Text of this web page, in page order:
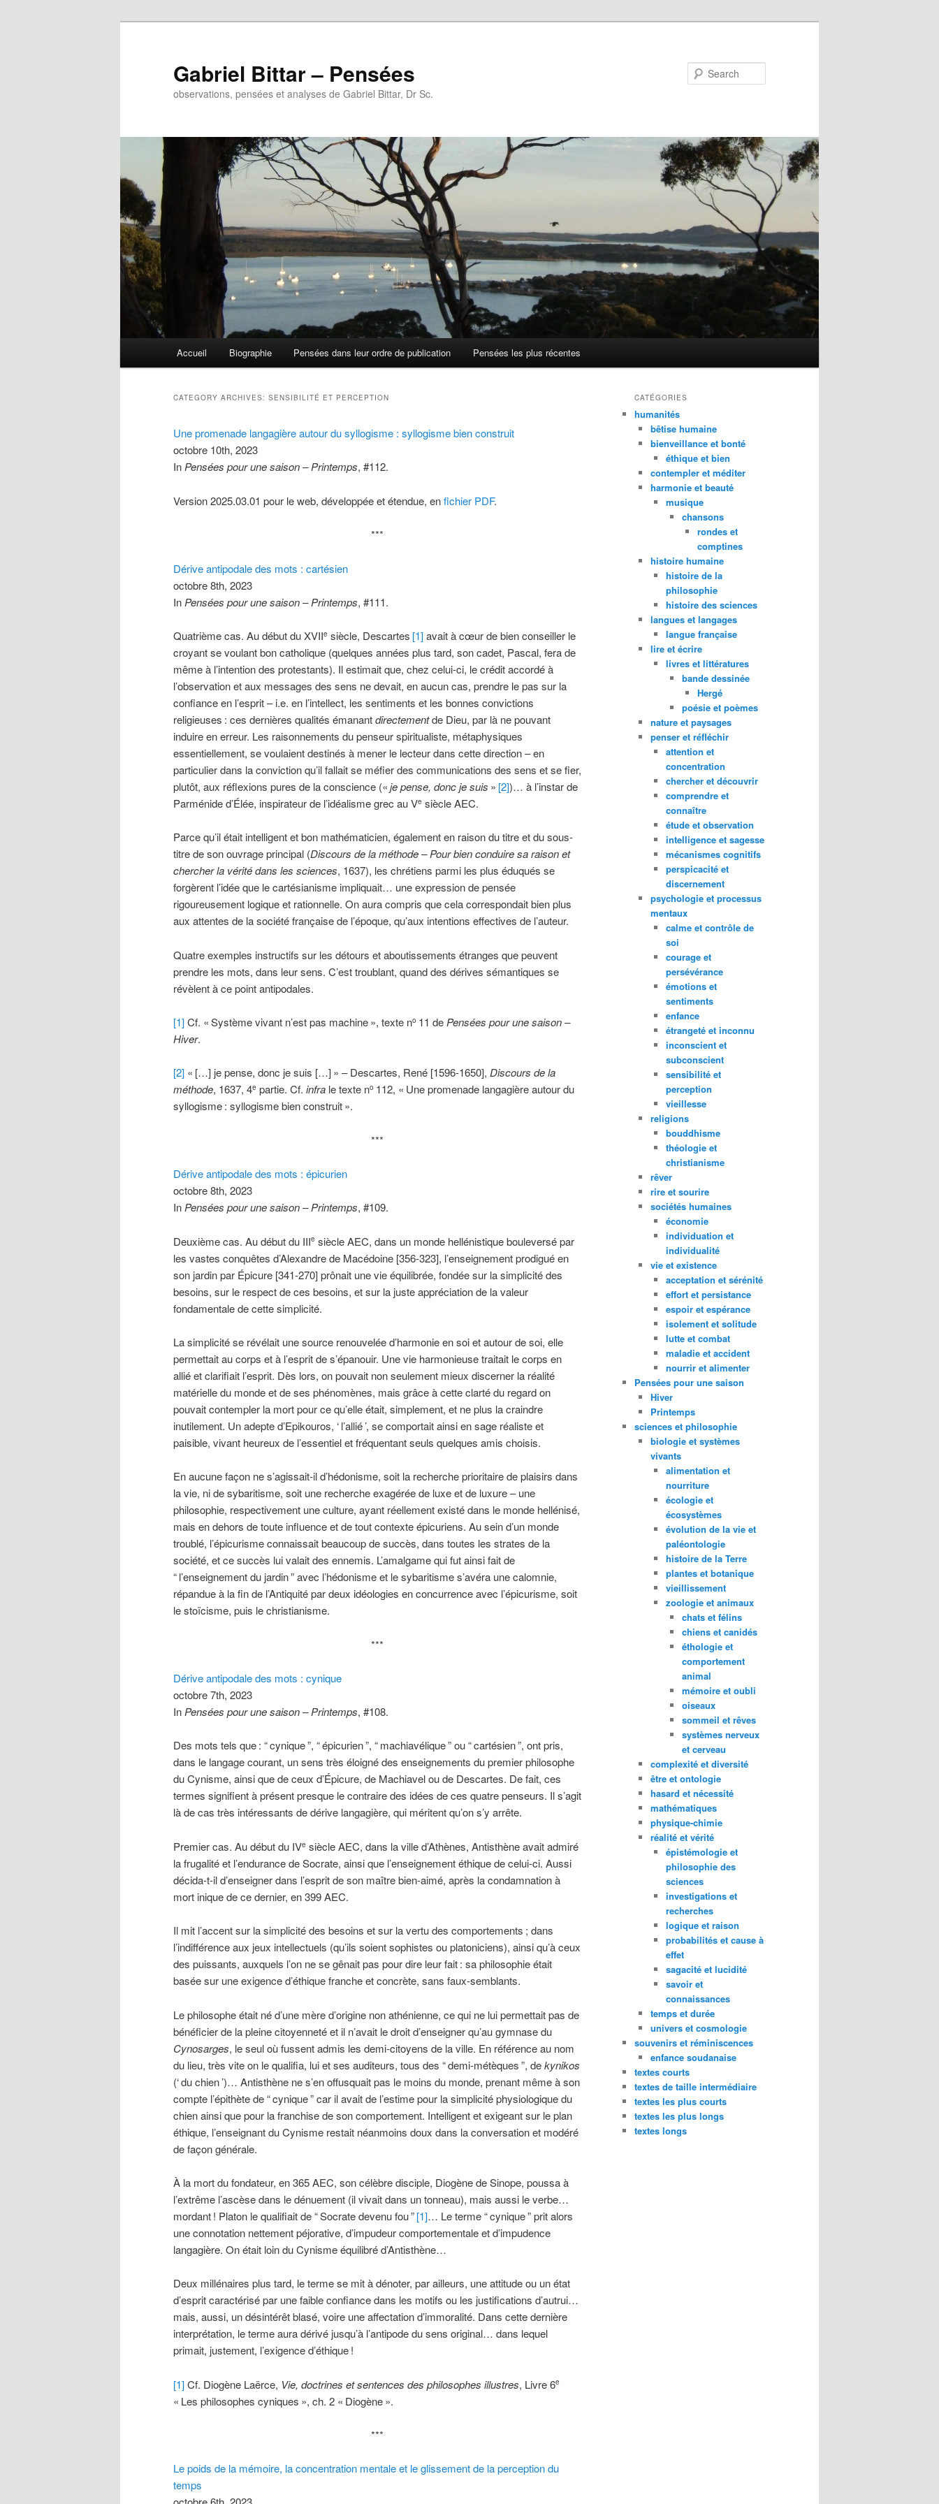
Gabriel Bittar – Pensées
observations, pensées et analyses de Gabriel Bittar, Dr Sc.
Skip to primary content
Skip to secondary content
Accueil Biographie Pensées dans leur ordre de publication Pensées les plus récentes
CATEGORY ARCHIVES: SENSIBILITÉ ET PERCEPTION
Une promenade langagière autour du syllogisme : syllogisme bien construit
octobre 10th, 2023
InPensées pour une saison – Printemps, #112.
Version 2025.03.01 pour le web, développée et étendue, enfichier PDF.
***
Dérive antipodale des mots : cartésien
octobre 8th, 2023
In Pensées pour une saison – Printemps, #111.
Quatrième cas. Au début du XVIIe siècle, Descartes [1]avait à cœur de bien conseiller le
croyant se voulant bon catholique (quelques années plus tard, son cadet, Pascal, fera de
même à l’intention des protestants). Il estimait que, chez celui-ci, le crédit accordé à
l’observation et aux messages des sens ne devait, en aucun cas, prendre le pas sur la
confiance en l’esprit – i.e. en l’intellect, les sentiments et les bonnes convictions
religieuses : ces dernières qualités émanantdirectementde Dieu, par là ne pouvant
induire en erreur. Les raisonnements du penseur spiritualiste, métaphysiques
essentiellement, se voulaient destinés à mener le lecteur dans cette direction – en
particulier dans la conviction qu’il fallait se méfier des communications des sens et se fier,
plutôt, aux réflexions pures de la conscience («je pense, donc je suis » [2])… à l’instar de
Parménide d’Élée, inspirateur de l’idéalisme grec au Ve siècle AEC.
Parce qu’il était intelligent et bon mathématicien, également en raison du titre et du sous-
titre de son ouvrage principal (Discours de la méthode –Pour bien conduire sa raison et
chercher la vérité dans les sciences, 1637), les chrétiens parmi les plus éduqués se
forgèrent l’idée que le cartésianisme impliquait… une expression de pensée
rigoureusement logique et rationnelle. On aura compris que cela correspondait bien plus
aux attentes de la société française de l’époque, qu’aux intentions effectives de l’auteur.
Quatre exemples instructifs sur les détours et aboutissements étranges que peuvent
prendre les mots, dans leur sens. C’est troublant, quand des dérives sémantiques se
révèlent à ce point antipodales.
[1]Cf. «Système vivant n’est pas machine», texte no 11 de Pensées pour une saison –
Hiver.
[2] « […] je pense, donc je suis […]» – Descartes, René [1596-1650], Discours de la
méthode, 1637, 4e partie. Cf. infra le texte no 112, « Une promenade langagière autour du
syllogisme: syllogisme bien construit».
***
Dérive antipodale des mots : épicurien
octobre 8th, 2023
In Pensées pour une saison – Printemps, #109.
Deuxième cas. Au début du IIIe siècle AEC, dans un monde hellénistique bouleversé par
les vastes conquêtes d’Alexandre de Macédoine [356-323], l’enseignement prodigué en
son jardin par Épicure [341-270] prônait une vie équilibrée, fondée sur la simplicité des
besoins, sur le respect de ces besoins, et sur la juste appréciation de la valeur
fondamentale de cette simplicité.
La simplicité se révélait une source renouvelée d’harmonie en soi et autour de soi, elle
permettait au corps et à l’esprit de s’épanouir. Une vie harmonieuse traitait le corps en
allié et clarifiait l’esprit. Dès lors, on pouvait non seulement mieux discerner la réalité
matérielle du monde et de ses phénomènes, mais grâce à cette clarté du regard on
pouvait contempler la mort pour ce qu’elle était, simplement, et ne plus la craindre
inutilement. Un adepte d’Epikouros, ‘l’allié’, se comportait ainsi en sage réaliste et
paisible, vivant heureux de l’essentiel et fréquentant seuls quelques amis choisis.
En aucune façon ne s’agissait-il d’hédonisme, soit la recherche prioritaire de plaisirs dans
la vie, ni de sybaritisme, soit une recherche exagérée de luxe et de luxure – une
philosophie, respectivement une culture, ayant réellement existé dans le monde hellénisé,
mais en dehors de toute influence et de tout contexte épicuriens. Au sein d’un monde
troublé, l’épicurisme connaissait beaucoup de succès, dans toutes les strates de la
société, et ce succès lui valait des ennemis. L’amalgame qui fut ainsi fait de
“l’enseignement du jardin” avec l’hédonisme et le sybaritisme s’avéra une calomnie,
répandue à la fin de l’Antiquité par deux idéologies en concurrence avec l’épicurisme, soit
le stoïcisme, puis le christianisme.
***
Dérive antipodale des mots : cynique
octobre 7th, 2023
In Pensées pour une saison – Printemps, #108.
Des mots tels que: “cynique”, “épicurien”, “machiavélique” ou “cartésien”, ont pris,
dans le langage courant, un sens très éloigné des enseignements du premier philosophe
du Cynisme, ainsi que de ceux d’Épicure, de Machiavel ou de Descartes. De fait, ces
termes signifient à présent presque le contraire des idées de ces quatre penseurs. Il s’agit
là de cas très intéressants de dérive langagière, qui méritent qu’on s’y arrête.
Premier cas. Au début du IVe siècle AEC, dans la ville d’Athènes, Antisthène avait admiré
la frugalité et l’endurance de Socrate, ainsi que l’enseignement éthique de celui-ci. Aussi
décida-t-il d’enseigner dans l’esprit de son maître bien-aimé, après la condamnation à
mort inique de ce dernier, en 399 AEC.
Il mit l’accent sur la simplicité des besoins et sur la vertu des comportements ; dans
l’indifférence aux jeux intellectuels (qu’ils soient sophistes ou platoniciens), ainsi qu’à ceux
des puissants, auxquels l’on ne se gênait pas pour dire leur fait: sa philosophie était
basée sur une exigence d’éthique franche et concrète, sans faux-semblants.
Le philosophe était né d’une mère d’origine non athénienne, ce qui ne lui permettait pas de
bénéficier de la pleine citoyenneté et il n’avait le droit d’enseigner qu’au gymnase du
Cynosarges, le seul où fussent admis les demi-citoyens de la ville. En référence au nom
du lieu, très vite on le qualifia, lui et ses auditeurs, tous des “demi-métèques”, dekynikos
(‘du chien’)… Antisthène ne s’en offusquait pas le moins du monde, prenant même à son
compte l’épithète de “cynique” car il avait de l’estime pour la simplicité physiologique du
chien ainsi que pour la franchise de son comportement. Intelligent et exigeant sur le plan
éthique, l’enseignant du Cynisme restait néanmoins doux dans la conversation et modéré
de façon générale.
À la mort du fondateur, en 365 AEC, son célèbre disciple, Diogène de Sinope, poussa à
l’extrême l’ascèse dans le dénuement (il vivait dans un tonneau), mais aussi le verbe…
mordant! Platon le qualifiait de “Socrate devenu fou”[1]… Le terme “cynique” prit alors
une connotation nettement péjorative, d’impudeur comportementale et d’impudence
langagière. On était loin du Cynisme équilibré d’Antisthène…
Deux millénaires plus tard, le terme se mit à dénoter, par ailleurs, une attitude ou un état
d’esprit caractérisé par une faible confiance dans les motifs ou les justifications d’autrui…
mais, aussi, un désintérêt blasé, voire une affectation d’immoralité. Dans cette dernière
interprétation, le terme aura dérivé jusqu’à l’antipode du sens original… dans lequel
primait, justement, l’exigence d’éthique!
[1]Cf. Diogène Laërce, Vie, doctrines et sentences des philosophes illustres, Livre 6e
« Les philosophes cyniques », ch. 2 « Diogène».
***
Le poids de la mémoire, la concentration mentale et le glissement de la perception du
temps
CATÉGORIES
humanités
bêtise humaine
bienveillance et bonté
éthique et bien
contempler et méditer
harmonie et beauté
musique
chansons
rondes et
comptines
histoire humaine
histoire de la
philosophie
histoire des sciences
langues et langages
langue française
lire et écrire
livres et littératures
bande dessinée
Hergé
poésie et poèmes
nature et paysages
penser et réfléchir
attention et
concentration
chercher et découvrir
comprendre et
connaître
étude et observation
intelligence et sagesse
mécanismes cognitifs
perspicacité et
discernement
psychologie et processus
mentaux
calme et contrôle de
soi
courage et
persévérance
émotions et
sentiments
enfance
étrangeté et inconnu
inconscient et
subconscient
sensibilité et
perception
vieillesse
religions
bouddhisme
théologie et
christianisme
rêver
rire et sourire
sociétés humaines
économie
individuation et
individualité
vie et existence
acceptation et sérénité
effort et persistance
espoir et espérance
isolement et solitude
lutte et combat
maladie et accident
nourrir et alimenter
Pensées pour une saison
Hiver
Printemps
sciences et philosophie
biologie et systèmes
vivants
alimentation et
nourriture
écologie et
écosystèmes
évolution de la vie et
paléontologie
histoire de la Terre
plantes et botanique
vieillissement
zoologie et animaux
chats et félins
chiens et canidés
éthologie et
comportement
animal
mémoire et oubli
oiseaux
sommeil et rêves
systèmes nerveux
et cerveau
complexité et diversité
être et ontologie
hasard et nécessité
mathématiques
physique-chimie
réalité et vérité
épistémologie et
philosophie des
sciences
investigations et
recherches
logique et raison
probabilités et cause à
effet
sagacité et lucidité
savoir et
connaissances
temps et durée
univers et cosmologie
souvenirs et réminiscences
enfance soudanaise
textes courts
textes de taille intermédiaire
textes les plus courts
textes les plus longs
textes longs